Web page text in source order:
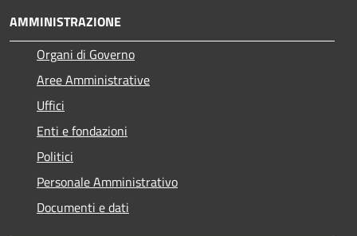
AMMINISTRAZIONE
Organi di Governo
Aree Amministrative
Uffici
Enti e fondazioni
Politici
Personale Amministrativo
Documenti e dati